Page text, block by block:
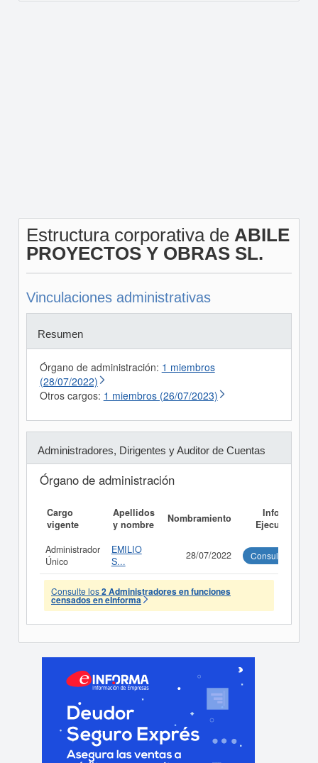
Estructura corporativa de ABILE
PROYECTOS Y OBRAS SL.
Vinculaciones administrativas
Resumen
Órgano de administración: 1 miembros
(28/07/2022)
Otros cargos: 1 miembros (26/07/2023)
Administradores, Dirigentes y Auditor de Cuentas
Órgano de administración
Cargo
vigente
Apellidos
y nombre
Nombramiento
Informe
Ejecutivo
Administrador
Único
EMILIO
S...
28/07/2022 Consultar
Consulte los2 Administradores en funciones
censados en eInforma